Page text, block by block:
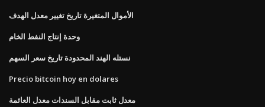
الأموال المتغيرة تاريخ تغيير معدل الهدف
وحدة إنتاج النفط الخام
نستله الهند المحدودة تاريخ سعر السهم
Precio bitcoin hoy en dolares
معدل ثابت مقابل السندات معدل العائمة